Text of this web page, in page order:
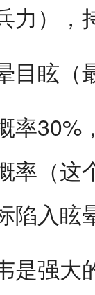
力），
目眩（
率30%
率（这
陷入眩
是强大